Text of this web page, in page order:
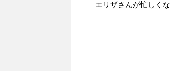
エリザさんが忙しく